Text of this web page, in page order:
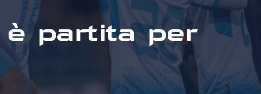
è partita per